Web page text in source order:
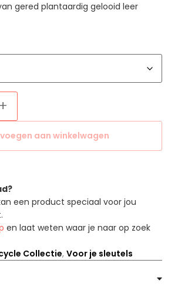
gered plantaardig gelooid leer
+
aan winkelwagen
een product speciaal voor jou
en laat weten waar je naar op zoek
Collectie, Voor je sleutels